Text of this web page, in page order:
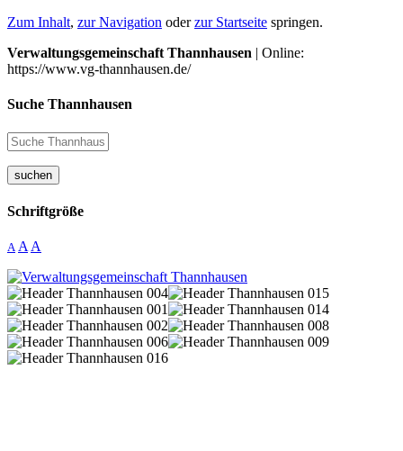
Zum Inhalt, zur Navigation oderzur Startseite springen.
Verwaltungsgemeinschaft Thannhausen | Online:
https://www.vg-thannhausen.de/
Suche Thannhausen
suchen
Schriftgröße
A A A